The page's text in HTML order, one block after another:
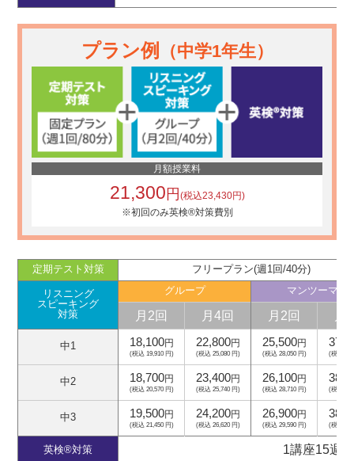
プラン例 （中学1年生）
月額授業料
21,300円(税込23,430円)
※初回のみ英検®対策費別
定期テスト対策 フリープラン(週1回/40分)
リスニング
スピーキング
対策
グループ マンツーマン
月2回 月4回 月2回
中1 18,100円
(税込 19,910 円)
22,800円
(税込 25,080 円)
25,500円
(税込 28,050 円) (税込
中2 18,700円
(税込 20,570 円)
23,400円
(税込 25,740 円)
26,100円
(税込 28,710 円) (税込
中3 19,500円
(税込 21,450 円)
24,200円
(税込 26,620 円)
26,900円
(税込 29,590 円) (税込
英検®対策 1講座15週